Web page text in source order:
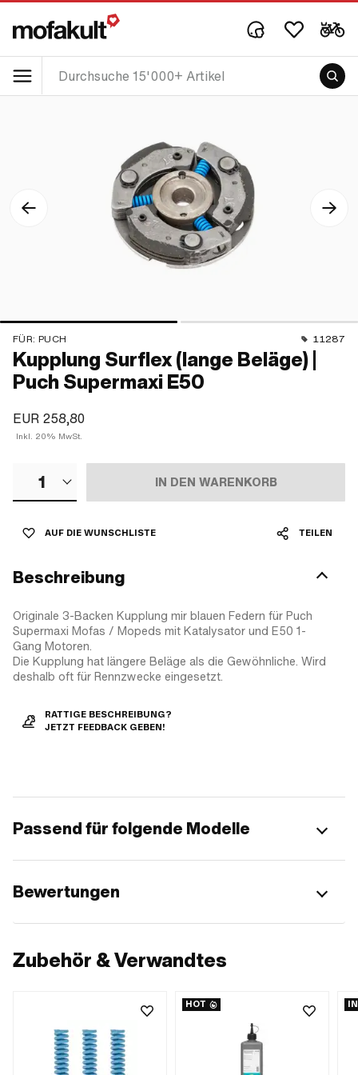
FÜR: PUCH 11287
Kupplung Surflex (lange Beläge) |
Puch Supermaxi E50
EUR 258,80
Inkl. 20% MwSt.
1 IN DEN WARENKORB
AUF DIE WUNSCHLISTE TEILEN
Beschreibung
Originale 3-Backen Kupplung mir blauen Federn für Puch
Supermaxi Mofas / Mopeds mit Katalysator und E50 1-
Gang Motoren.
Die Kupplung hat längere Beläge als die Gewöhnliche. Wird
deshalb oft für Rennzwecke eingesetzt.
RATTIGE BESCHREIBUNG?
JETZT FEEDBACK GEBEN!
Passend für folgende Modelle
Bewertungen
Zubehör & Verwandtes
HOT